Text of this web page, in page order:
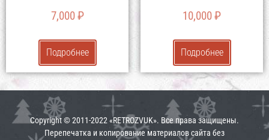
7,000₽
Подробнее
10,000₽
Подробнее
Copyright © 2011-2022 «RETROZVUK». Все права защищены.
Перепечатка и копирование материалов сайта без